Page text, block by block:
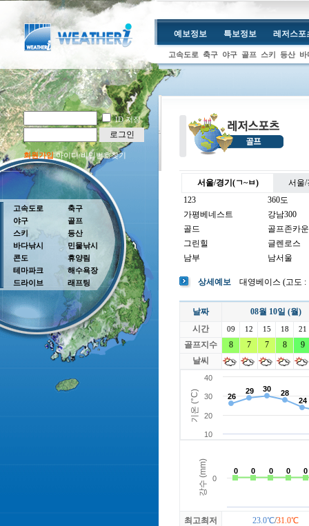
ID 저장
로그인
회원가입아이디/비밀번호찾기
예보정보 특보정보 레저스포
고속도로 축구 야구 골프 스키 등산 바
고속도로
야구
스키
바다낚시
콘도
테마파크
드라이브
축구
골프
등산
민물낚시
휴양림
해수욕장
래프팅
서울/경기(ㄱ~ㅂ)
서울/
123
360도
가평베네스트
강남300
골드
골프존카
그린힐
글렌로스
남부
남서울
뉴코리아
더반
더크로스비
더헤븐
라싸
락가든
로제비앙
루트52
마에스트로
마이다스
베뉴지
베르힐영종
블랙스톤GC이천
빅토리아
상세예보 대영베이스 (고도 :
날짜
08월 10일 (월)
시간
09 12 15 18 21
골프지수 8 7 7 8
9
날씨
최고최저 23.0℃/31.0℃